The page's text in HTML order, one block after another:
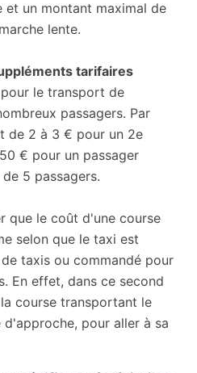
un montant maximal de
lente.
tarifaires
le transport de
passagers. Par
de 2 à 3 € pour un 2e
€ pour un passager
5 passagers.
que le coût d'une course
selon que le taxi est
taxis ou commandé pour
En effet, dans ce second
course transportant le
pour aller à sa